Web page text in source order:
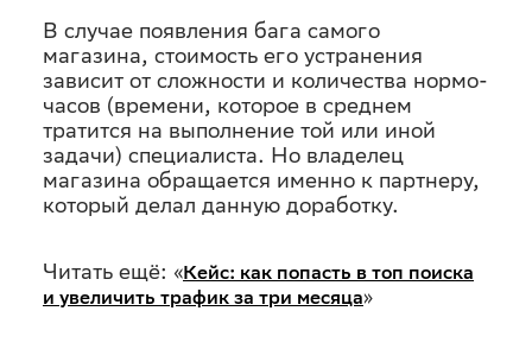
В случае появления бага самого
магазина, стоимость его устранения
зависит от сложности и количества нормо-
часов (времени, которое в среднем
тратится на выполнение той или иной
задачи) специалиста. Но владелец
магазина обращается именно к партнеру,
который делал данную доработку.
Читать ещё: «Кейс: как попасть в топ поиска
и увеличить трафик за три месяца»